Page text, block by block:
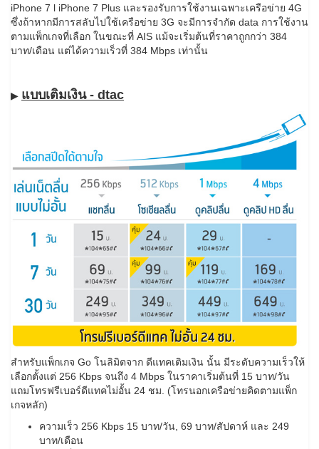
iPhone 7 l iPhone 7 Plus และรองรับการใช้งานเฉพาะเครือข่าย 4G
ซึ่งถ้าหากมีการสลับไปใช้เครือข่าย 3G จะมีการจำกัด data การใช้งาน
ตามแพ็กเกจที่เลือก ในขณะที่ AIS แม้จะเริ่มต้นที่ราคาถูกกว่า 384
บาท/เดือน แต่ได้ความเร็วที่ 384 Mbps เท่านั้น
▶​ แบบเติมเงิน - dtac
สำหรับแพ็กเกจ Go โนลิมิตจาก ดีแทคเติมเงิน นั้น มีระดับความเร็วให้
เลือกตั้งแต่ 256 Kbps จนถึง 4 Mbps ในราคาเริ่มต้นที่ 15 บาท/วัน
แถมโทรฟรีเบอร์ดีแทคไม่อั้น 24 ชม. (โทรนอกเครือข่ายคิดตามแพ็ก
เกจหลัก)
ความเร็ว 256 Kbps 15 บาท/วัน, 69 บาท/สัปดาห์ และ 249
บาท/เดือน